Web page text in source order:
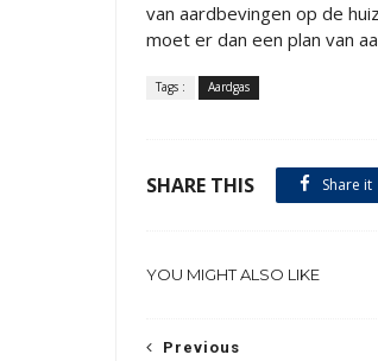
van aardbevingen op de
moet er dan een plan van
Tags : Aardgas
SHARE THIS Share it
YOU MIGHT ALSO LIKE
Previous